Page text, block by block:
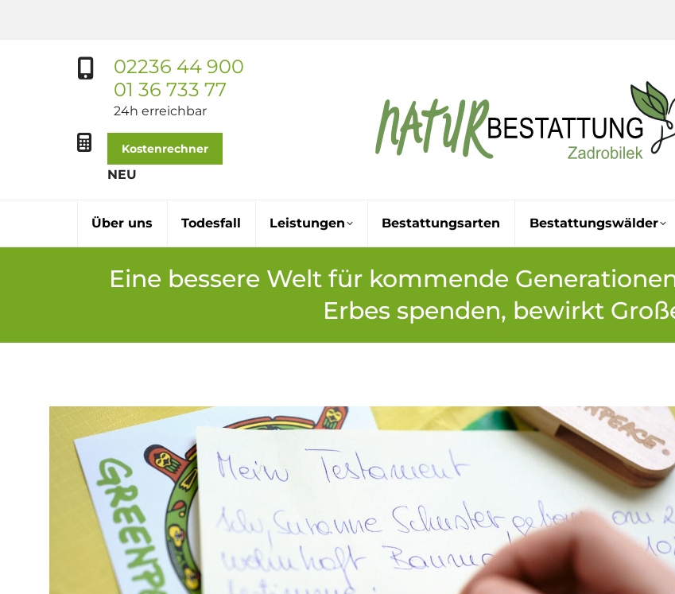
02236 44 900
01 36 733 77
24h erreichbar
Kostenrechner
NEU
Über uns Todesfall Leistungen Bestattungsarten Bestattungswälder
Eine bessere Welt für kommende
Erbes spenden, bewirkt